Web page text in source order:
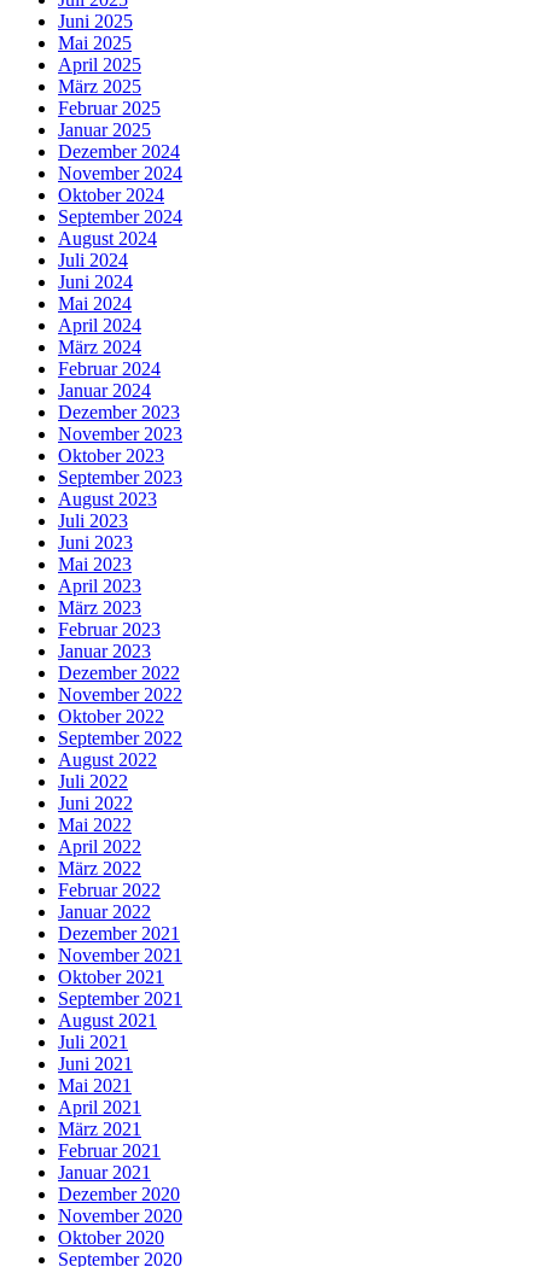
Juni 2025
Mai 2025
April 2025
März 2025
Februar 2025
Januar 2025
Dezember 2024
November 2024
Oktober 2024
September 2024
August 2024
Juli 2024
Juni 2024
Mai 2024
April 2024
März 2024
Februar 2024
Januar 2024
Dezember 2023
November 2023
Oktober 2023
September 2023
August 2023
Juli 2023
Juni 2023
Mai 2023
April 2023
März 2023
Februar 2023
Januar 2023
Dezember 2022
November 2022
Oktober 2022
September 2022
August 2022
Juli 2022
Juni 2022
Mai 2022
April 2022
März 2022
Februar 2022
Januar 2022
Dezember 2021
November 2021
Oktober 2021
September 2021
August 2021
Juli 2021
Juni 2021
Mai 2021
April 2021
März 2021
Februar 2021
Januar 2021
Dezember 2020
November 2020
Oktober 2020
September 2020